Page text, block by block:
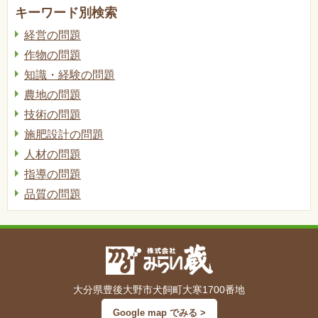
キーワード別検索
経営の問題
作物の問題
知識・経験の問題
農地の問題
技術の問題
施肥設計の問題
人材の問題
指導の問題
品質の問題
大分県豊後大野市犬飼町大寒1700番地
Google map でみる >